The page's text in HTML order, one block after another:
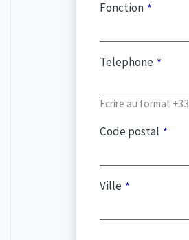
Fonction
Telephone
Ecrire au format +33
Code postal
Ville